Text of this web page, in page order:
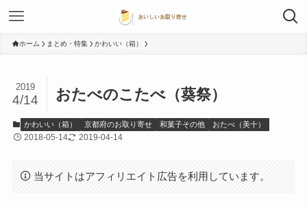
ホーム まとめ・特集 かわいい（箱）
おたべのこたべ（葵祭）
2019
4/14
かわいい（箱） 京都府のお取り寄せ 和菓子その他 おたべ（美十）
2018-05-14 2019-04-14
当サイトはアフィリエイト広告を利用しています。